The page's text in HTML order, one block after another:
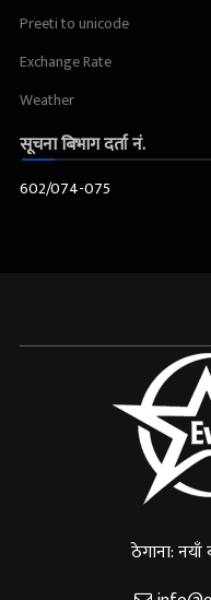
Preeti to unicode
Exchange Rate
Weather
सूचना बिभाग दर्ता नं.
602/074-075
ठेगाना: नयाँ